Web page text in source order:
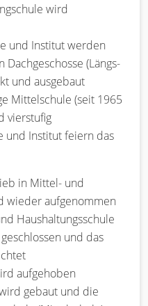
wird
und Institut werden
(Längs-
und ausgebaut
Mittelschule (seit 1965
vierstufig
und Institut feiern das
in Mittel- und
wieder aufgenommen
Haushaltungsschule
und das
aufgehoben
gebaut und die